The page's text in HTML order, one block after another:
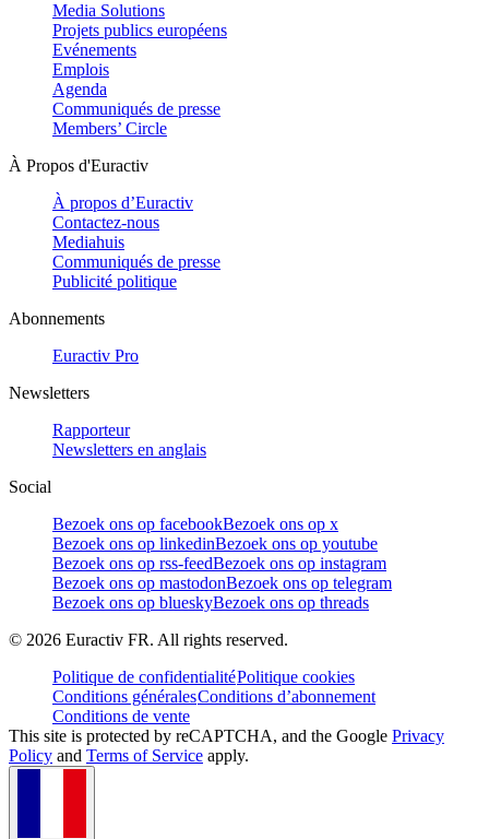
Media Solutions
Projets publics européens
Evénements
Emplois
Agenda
Communiqués de presse
Members’ Circle
À Propos d'Euractiv
À propos d’Euractiv
Contactez-nous
Mediahuis
Communiqués de presse
Publicité politique
Abonnements
Euractiv Pro
Newsletters
Rapporteur
Newsletters en anglais
Social
Bezoek ons op facebookBezoek ons op x
Bezoek ons op linkedinBezoek ons op youtube
Bezoek ons op rss-feedBezoek ons op instagram
Bezoek ons op mastodonBezoek ons op telegram
Bezoek ons op blueskyBezoek ons op threads
© 2026 Euractiv FR. All rights reserved.
Politique de confidentialitéPolitique cookies
Conditions généralesConditions d’abonnement
Conditions de vente
This site is protected by reCAPTCHA, and the Google Privacy
Policy and Terms of Service apply.